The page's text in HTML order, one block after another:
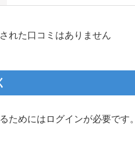
れた口コミはありません
ためにはログインが必要です。